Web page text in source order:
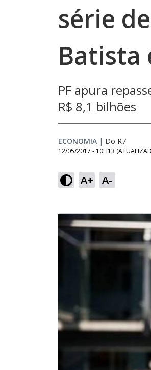
série
Batista
PF apura
R$ 8,1 bilhões
ECONOMIA | Do R7
12/05/2017 - 10H13
A+ A-